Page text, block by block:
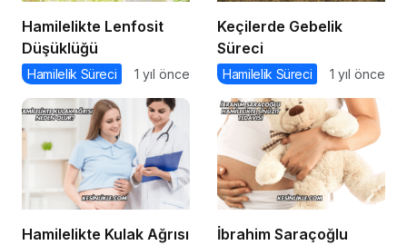
Hamilelikte Lenfosit
Düşüklüğü
Hamilelik Süreci 1 yıl önce
Keçilerde Gebelik
Süreci
Hamilelik Süreci 1 yıl önce
Hamilelikte Kulak Ağrısı
İbrahim Saraçoğlu